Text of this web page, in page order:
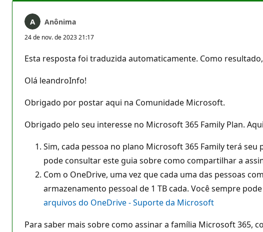
Anônima
24 de nov. de 2023 21:17
Esta resposta foi traduzida automaticamente. Como
Olá leandroInfo!
Obrigado por postar aqui na Comunidade Microsoft.
Obrigado pelo seu interesse no Microsoft 365 Family Plan.
Sim, cada pessoa no plano Microsoft 365 Family terá
pode consultar este guia sobre como compartilhar a
Com o OneDrive, uma vez que cada uma das pessoas
armazenamento pessoal de 1 TB cada. Você sempre
arquivos do OneDrive - Suporte da Microsoft
Para saber mais sobre como assinar a família Microsoft 365,